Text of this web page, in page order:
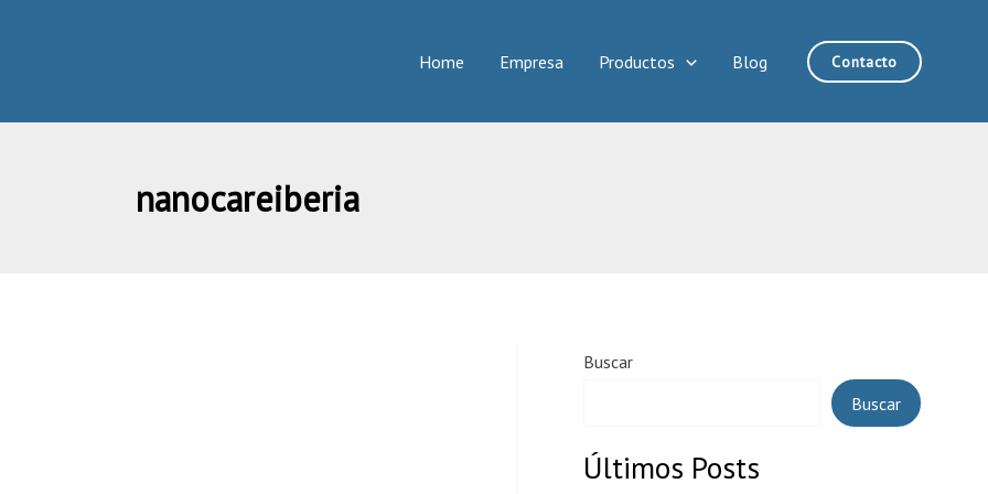
Home Empresa Productos Blog Contacto
nanocareiberia
Buscar
Buscar
Últimos Posts